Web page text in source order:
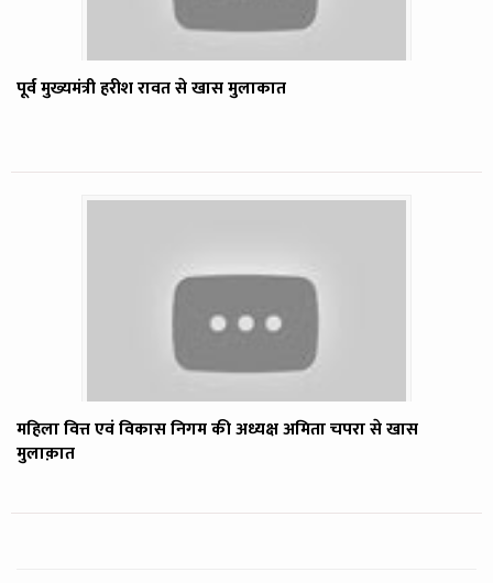
पूर्व मुख्यमंत्री हरीश रावत से खास मुलाकात
महिला वित्त एवं विकास निगम की अध्यक्ष अमिता चपरा से खास
मुलाक़ात